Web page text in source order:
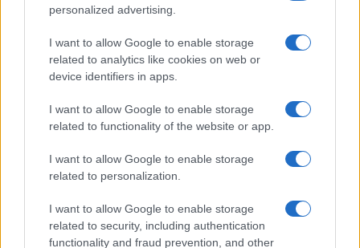
personalized advertising.
I want to allow Google to enable storage
related to analytics like cookies on web or
device identifiers in apps.
I want to allow Google to enable storage
related to functionality of the website or app.
I want to allow Google to enable storage
related to personalization.
I want to allow Google to enable storage
related to security, including authentication
functionality and fraud prevention, and other
AKTUELNO
Izetbegovićeva “preslobodna predemokratija”
Saznaj više